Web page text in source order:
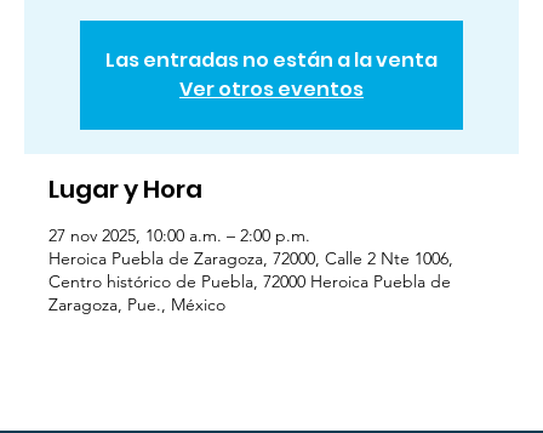
Las entradas no están a la venta
Ver otros eventos
Lugar y Hora
27 nov 2025, 10:00 a.m. – 2:00 p.m.
Heroica Puebla de Zaragoza, 72000, Calle 2 Nte 1006,
Centro histórico de Puebla, 72000 Heroica Puebla de
Zaragoza, Pue., México